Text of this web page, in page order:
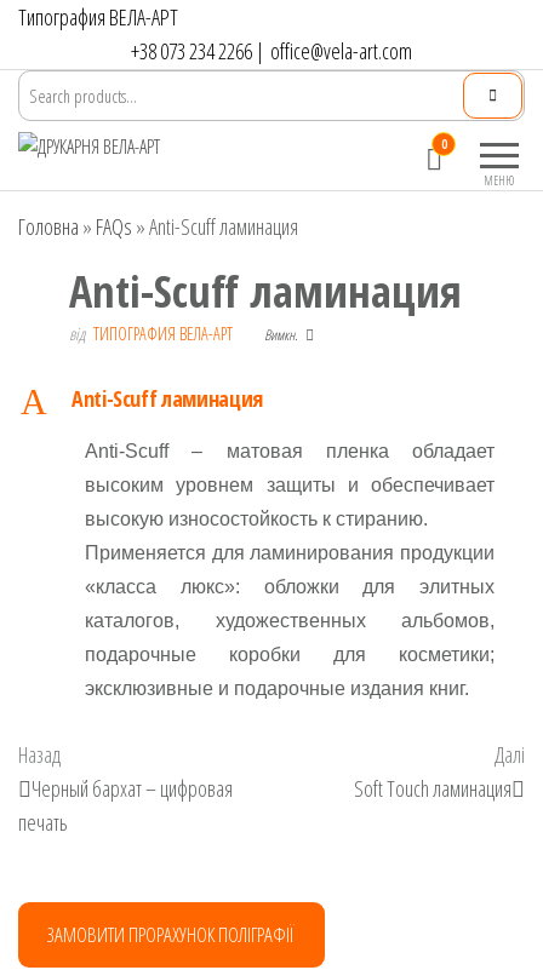
Перейти
контенту
Типография ВЕЛА-АРТ
+38 073 234 2266 | office@vela-art.com
ВЕЛА-АРТ
широкоформатний
друк. Замовлення
МЕНЮ
0
Головна » FAQs »Anti-Scuff ламинация
Anti-Scuff ламинация
від ТИПОГРАФИЯ ВЕЛА-АРТ Вимкн.
A Anti-Scuff ламинация
Anti-Scuff – матовая пленка обладает
высоким уровнем защиты и обеспечивает
высокую износостойкость к стиранию.
Применяется для ламинирования продукции
«класса люкс»: обложки для элитных
каталогов, художественных альбомов,
подарочные коробки для косметики;
эксклюзивные и подарочные издания книг.
Навігація
записів
Попередній
запис
Назад
Черный бархат – цифровая
печать
Далі
Soft Touch ламинация
ЗАМОВИТИ ПРОРАХУНОК ПОЛІГРАФІЇ